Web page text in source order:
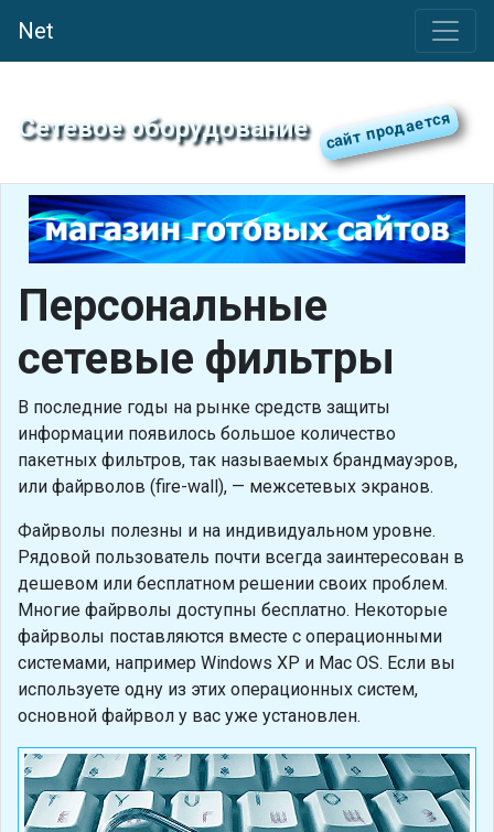
Net
Сетевое оборудование
Персональные
сетевые фильтры
В последние годы на рынке средств защиты
информации появилось большое количество
пакетных фильтров, так называемых брандмауэров,
или файрволов (fire-wall), — межсетевых экранов.
Файрволы полезны и на индивидуальном уровне.
Рядовой пользователь почти всегда заинтересован в
дешевом или бесплатном решении своих проблем.
Многие файрволы доступны бесплатно. Некоторые
файрволы поставляются вместе с операционными
системами, например Windows XP и Mac OS. Если вы
используете одну из этих операционных систем,
основной файрвол у вас уже установлен.